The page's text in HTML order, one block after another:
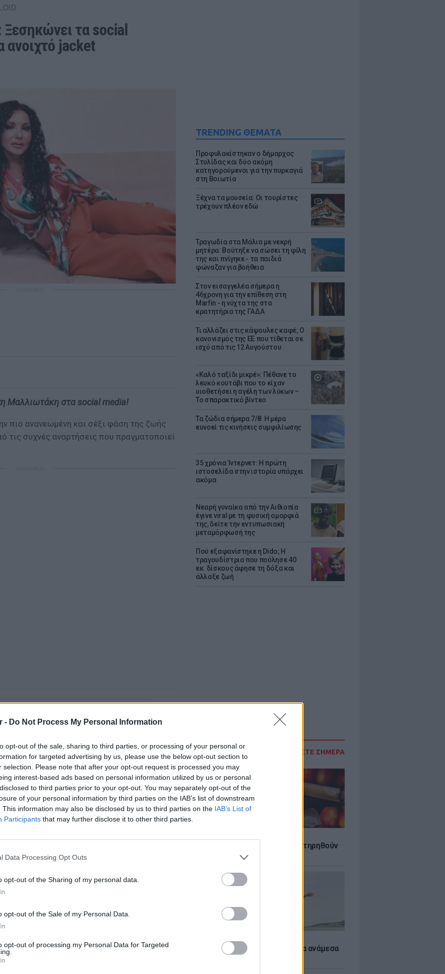
- Do Not Process My Personal Information
opt-out of the sale, sharing to third parties, or processing of your personal or
for targeted advertising by us, please use the below opt-out section to
selection. Please note that after your opt-out request is processed you may
interest-based ads based on personal information utilized by us or personal
to third parties prior to your opt-out. You may separately opt-out of the
of your personal information by third parties on the IAB’s list of downstream
This information may also be disclosed by us to third parties on the IAB’s List of
Participants that may further disclose it to other third parties.
Data Processing Opt Outs
opt-out of the Sharing of my personal data.
opt-out of the Sale of my Personal Data.
opt-out of processing my Personal Data for Targeted
TRENDING ΘΕΜΑΤΑ
Προφυλακίστηκαν ο δήμαρχος
Στυλίδας και δύο ακόμη
κατηγορούμενοι για την πυρκαγιά
στη Βοιωτία
Ξέχνα τα μουσεία: Οι τουρίστες
τρέχουν πλέον εδώ
Τραγωδία στα Μάλια με νεκρή
μητέρα: Βούτηξε να σώσει τη φίλη
της και πνίγηκε - τα παιδιά
φώναζαν για βοήθεια
Στον εισαγγελέα σήμερα η
46χρονη για την επίθεση στη
Marfin - η νύχτα της στα
κρατητήρια της ΓΑΔΑ
Τι αλλάζει στις κάψουλες καφέ; Ο
κανονισμός της ΕΕ που τίθεται σε
ισχύ από τις 12 Αυγούστου
«Καλό ταξίδι μικρέ»: Πέθανε το
λευκό κουτάβι που το είχαν
υιοθετήσει η αγέλη των λύκων –
Το σπαρακτικό βίντεο
Τα ζώδια σήμερα 7/8: Η μέρα
ευνοεί τις κινήσεις συμφιλίωσης
35 χρόνια Ίντερνετ: Η πρώτη
ιστοσελίδα στην ιστορία υπάρχει
ακόμα
Νεαρή γυναίκα από την Αιθιοπία
έγινε viral με τη φυσική ομορφιά
της, δείτε την εντυπωσιακή
μεταμόρφωσή της
Πού εξαφανίστηκε η Dido; Η
τραγουδίστρια που πούλησε 40
εκ. δίσκους άφησε τη δόξα και
άλλαξε ζωή
ΔΙΑΒΑΣΤΕ ΣΗΜΕΡΑ
6 φρούτα που μπορουν να διατηρηθούν
εκτός ψυγείου το καλοκαίρι
Πώς να αποφύγεις το σύγκαμα ανάμεσα
τα social
jacket
Μαλλιωτάκη στα social media!
πιο ανανεωμένη και σέξι φάση της ζωής
τις συχνές αναρτήσεις που πραγματοποιεί
Maliotaki (@popimaliotaki)
πόζαρε στον προσωπικό της
απαριθμεί πάνω από 105.000 followers,
χωρίς να φορά κάτι από μέσα και ένα τζιν
διαδικτυακούς της φίλους με τα σχόλια